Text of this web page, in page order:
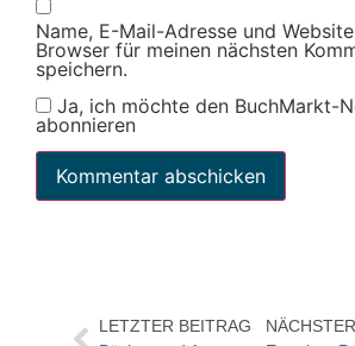
Name, E-Mail-Adresse und
Browser für meinen nächsten
speichern.
Ja, ich möchte den BuchMarkt-
abonnieren
LETZTER BEITRAG